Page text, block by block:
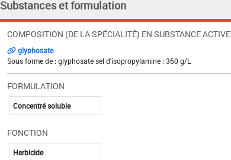
Substances et formulation
COMPOSITION (DE LA SPÉCIALITÉ) EN SUBSTANCE ACTIVE
glyphosate
Sous forme de : glyphosate sel d'isopropylamine : 360 g/L
FORMULATION
Concentré soluble
FONCTION
Herbicide